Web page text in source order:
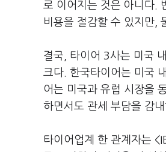
로 이어지는 것은 아니다.
비용을 절감할 수 있지만,
결국, 타이어 3사는 미국
크다. 한국타이어는 미국
어는 미국과 유럽 시장을
하면서도 관세 부담을 감
타이어업계 한 관계자는